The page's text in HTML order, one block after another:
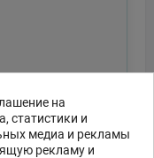
на
статистики и
медиа и рекламы
рекламу и